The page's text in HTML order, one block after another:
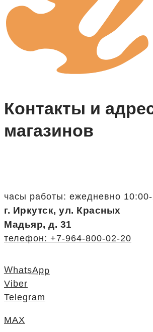
Контакты и
магазинов
часы работы: ежедневно
г. Иркутск, ул. Красных
Мадьяр, д. 31
телефон: +7-964-800-02-20
WhatsApp
Viber
Telegram
MAX